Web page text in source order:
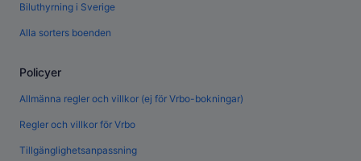
Biluthyrning i Sverige
Alla sorters boenden
Policyer
Allmänna regler och villkor (ej för Vrbo-bokningar)
Regler och villkor för Vrbo
Tillgänglighetsanpassning